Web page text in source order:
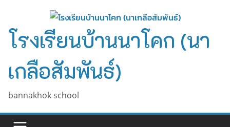
content
โรงเรียนบ้านนาโคก (นา
เกลือสัมพันธ์)
bannakhok school